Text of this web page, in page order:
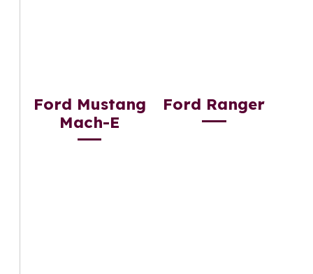
Ford Mustang
Mach-E
Ford Ranger